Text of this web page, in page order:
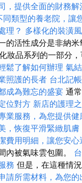
，提供全面的財務解
同類型的養老院，讓
理？ 多樣化的裝潢
的活性成分是非納
妝品系列的一部分
鬆了解如何辦理 氣
照護的長者 台北記
成為難忘的盛宴 通
位對方 新店的護理
業服務，為您提供
，恢復平滑緊緻肌膚
費用明細，讓您安心
內被氣味雲包圍。
務 但是，在這種情
請所需材料，為您